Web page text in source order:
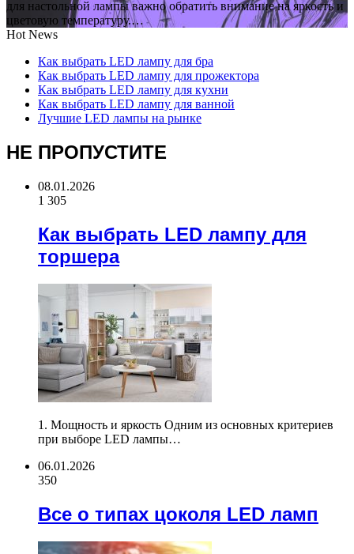
для настольной лампы важно обратить внимание на яркость и
цветовую температуру.…
Hot News
Как выбрать LED лампу для бра
Как выбрать LED лампу для прожектора
Как выбрать LED лампу для кухни
Как выбрать LED лампу для ванной
Лучшие LED лампы на рынке
НЕ ПРОПУСТИТЕ
08.01.2026
1 305
Как выбрать LED лампу для
торшера
1. Мощность и яркость Одним из основных критериев
при выборе LED лампы…
06.01.2026
350
Все о типах цоколя LED ламп